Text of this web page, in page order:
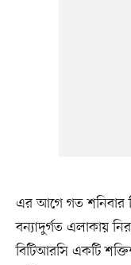
এর আগে গত শনিবার
বন্যাদুর্গত এলাকায়
বিটিআরসি একটি